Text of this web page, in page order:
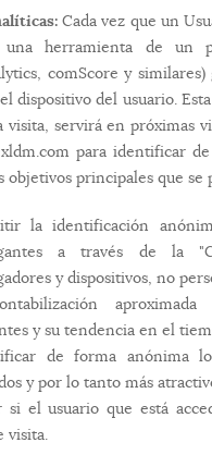
Cada vez que un
herramienta de un
comScore y
dispositivo del usuario.
visita, servirá en próximas
para identificar
objetivos principales que se
la identificación
a través de la
y dispositivos, no
y su tendencia en el
de forma anónima
y por lo tanto más
si el usuario que está
visita.